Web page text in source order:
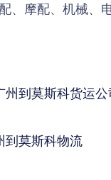
、摩配、机械、
到莫斯科货运公
到莫斯科物流